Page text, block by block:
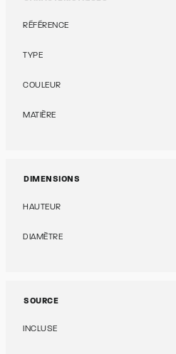
RÉFÉRENCE
TYPE
COULEUR
MATIÈRE
DIMENSIONS
HAUTEUR
DIAMÈTRE
SOURCE
INCLUSE